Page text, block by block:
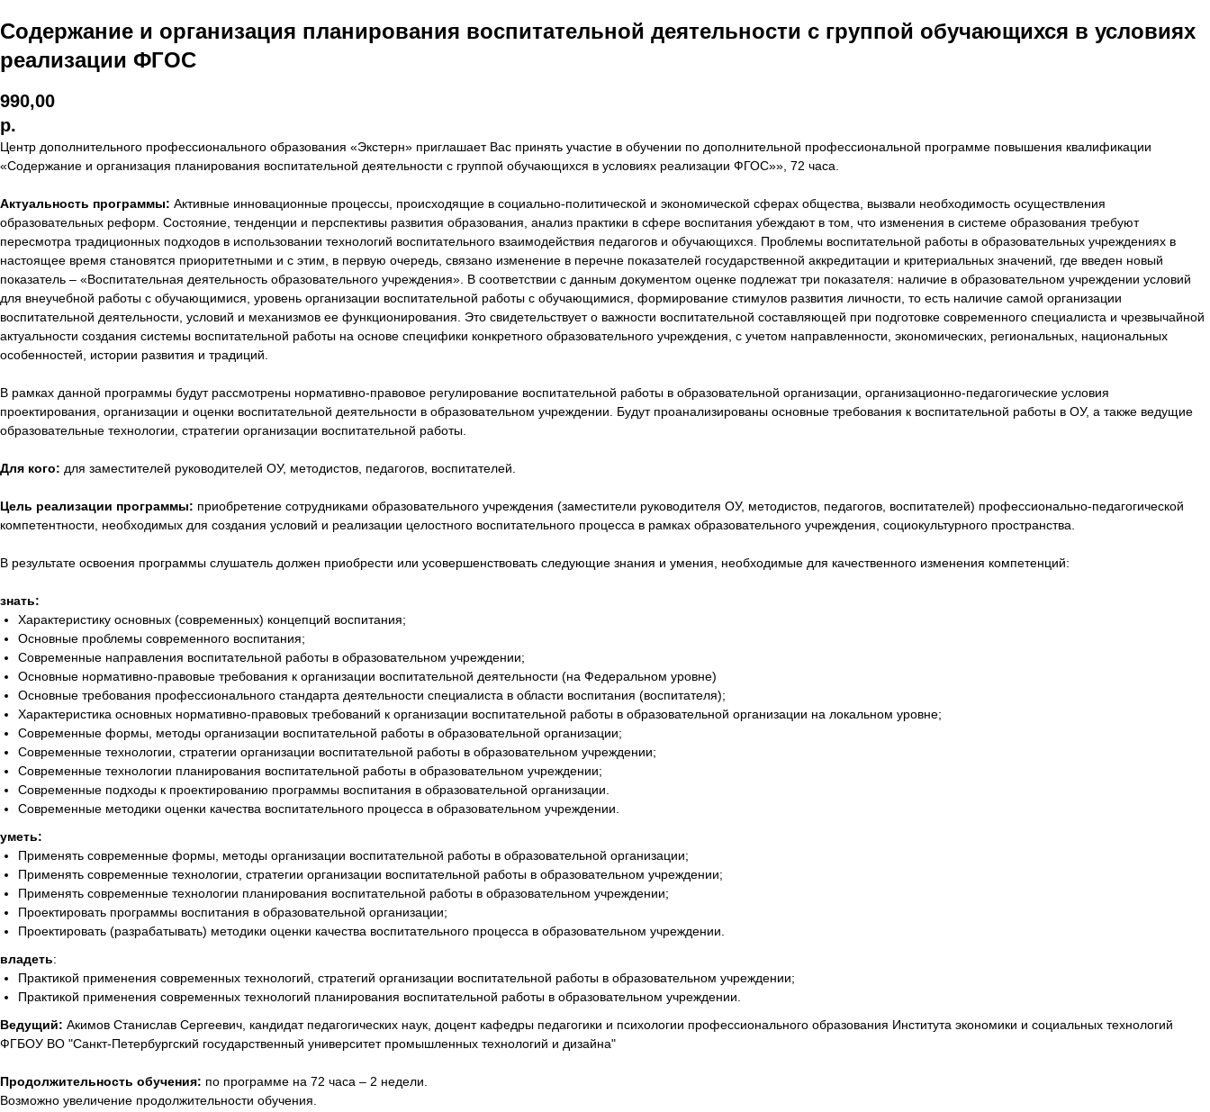
Содержание и организация планирования воспитательной деятельности с группой обучающихся в условиях
реализации ФГОС
990,00
р.
Центр дополнительного профессионального образования «Экстерн» приглашает Вас принять участие в обучении по дополнительной профессиональной программе повышения квалификации
«Содержание и организация планирования воспитательной деятельности с группой обучающихся в условиях реализации ФГОС»», 72 часа.
Актуальность программы: Активные инновационные процессы, происходящие в социально-политической и экономической сферах общества, вызвали необходимость осуществления
образовательных реформ. Состояние, тенденции и перспективы развития образования, анализ практики в сфере воспитания убеждают в том, что изменения в системе образования требуют
пересмотра традиционных подходов в использовании технологий воспитательного взаимодействия педагогов и обучающихся. Проблемы воспитательной работы в образовательных учреждениях в
настоящее время становятся приоритетными и с этим, в первую очередь, связано изменение в перечне показателей государственной аккредитации и критериальных значений, где введен новый
показатель – «Воспитательная деятельность образовательного учреждения». В соответствии с данным документом оценке подлежат три показателя: наличие в образовательном учреждении условий
для внеучебной работы с обучающимися, уровень организации воспитательной работы с обучающимися, формирование стимулов развития личности, то есть наличие самой организации
воспитательной деятельности, условий и механизмов ее функционирования. Это свидетельствует о важности воспитательной составляющей при подготовке современного специалиста и чрезвычайной
актуальности создания системы воспитательной работы на основе специфики конкретного образовательного учреждения, с учетом направленности, экономических, региональных, национальных
особенностей, истории развития и традиций.
В рамках данной программы будут рассмотрены нормативно-правовое регулирование воспитательной работы в образовательной организации, организационно-педагогические условия
проектирования, организации и оценки воспитательной деятельности в образовательном учреждении. Будут проанализированы основные требования к воспитательной работы в ОУ, а также ведущие
образовательные технологии, стратегии организации воспитательной работы.
Для кого: для заместителей руководителей ОУ, методистов, педагогов, воспитателей.
Цель реализации программы: приобретение сотрудниками образовательного учреждения (заместители руководителя ОУ, методистов, педагогов, воспитателей) профессионально-педагогической
компетентности, необходимых для создания условий и реализации целостного воспитательного процесса в рамках образовательного учреждения, социокультурного пространства.
В результате освоения программы слушатель должен приобрести или усовершенствовать следующие знания и умения, необходимые для качественного изменения компетенций:
знать:
Характеристику основных (современных) концепций воспитания;
Основные проблемы современного воспитания;
Современные направления воспитательной работы в образовательном учреждении;
Основные нормативно-правовые требования к организации воспитательной деятельности (на Федеральном уровне)
Основные требования профессионального стандарта деятельности специалиста в области воспитания (воспитателя);
Характеристика основных нормативно-правовых требований к организации воспитательной работы в образовательной организации на локальном уровне;
Современные формы, методы организации воспитательной работы в образовательной организации;
Современные технологии, стратегии организации воспитательной работы в образовательном учреждении;
Современные технологии планирования воспитательной работы в образовательном учреждении;
Современные подходы к проектированию программы воспитания в образовательной организации.
Современные методики оценки качества воспитательного процесса в образовательном учреждении.
уметь:
Применять современные формы, методы организации воспитательной работы в образовательной организации;
Применять современные технологии, стратегии организации воспитательной работы в образовательном учреждении;
Применять современные технологии планирования воспитательной работы в образовательном учреждении;
Проектировать программы воспитания в образовательной организации;
Проектировать (разрабатывать) методики оценки качества воспитательного процесса в образовательном учреждении.
владеть:
Практикой применения современных технологий, стратегий организации воспитательной работы в образовательном учреждении;
Практикой применения современных технологий планирования воспитательной работы в образовательном учреждении.
Ведущий: Акимов Станислав Сергеевич, кандидат педагогических наук, доцент кафедры педагогики и психологии профессионального образования Института экономики и социальных технологий
ФГБОУ ВО "Санкт-Петербургский государственный университет промышленных технологий и дизайна"
Продолжительность обучения: по программе на 72 часа – 2 недели.
Возможно увеличение продолжительности обучения.